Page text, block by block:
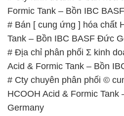
Formic Tank – Bồn IBC
# Bán [ cung ứng ] hóa chất
Tank – Bồn IBC BASF Đức
# Địa chỉ phân phối Σ kinh
Acid & Formic Tank – Bồn
# Cty chuyên phân phối ©
HCOOH Acid & Formic
Germany